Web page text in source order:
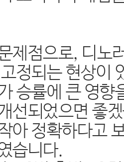
제점으로, 디노
정되는 현상이
승률에 큰 영향
선되었으면 좋
아 정확하다고
습니다.